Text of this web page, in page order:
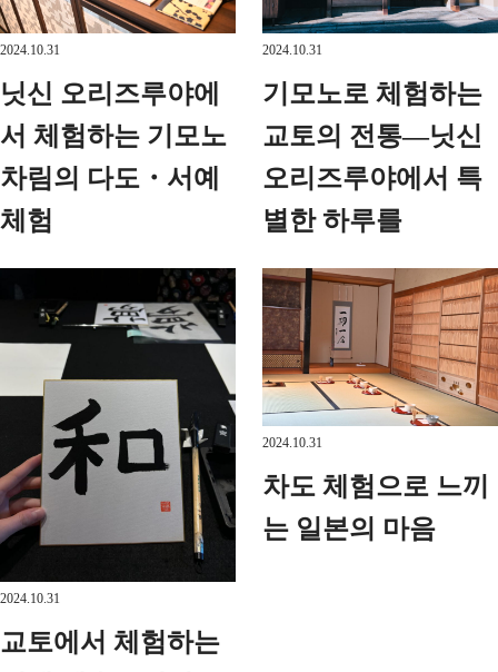
2024.10.31
닛신 오리즈루야에
서 체험하는 기모노
차림의 다도・서예
체험
2024.10.31
기모노로 체험하는
교토의 전통—닛신
오리즈루야에서 특
별한 하루를
2024.10.31
교토에서 체험하는
2024.10.31
차도 체험으로 느끼
는 일본의 마음